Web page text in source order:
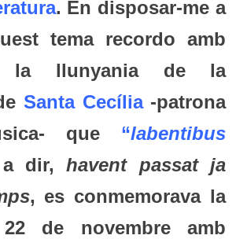
. En disposar-me a
tema recordo amb
la llunyania de la
Santa Cecília-patrona
que “labentibus
a dir,havent passat ja
, es conmemorava la
de novembre amb